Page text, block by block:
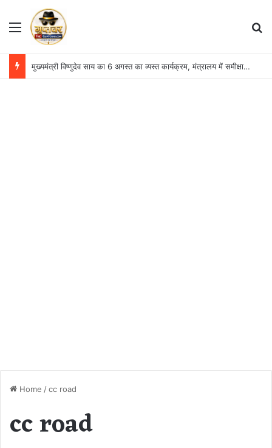
Menu
मुख्यमंत्री विष्णुदेव साय का 6 अगस्त का व्यस्त कार्यक्रम, मंत्रालय में समीक्षा बैठकों का रहेगा दौर
Home /cc road
cc road